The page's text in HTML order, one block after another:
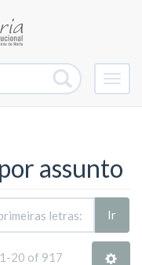
assunto
Ir
20 of 917